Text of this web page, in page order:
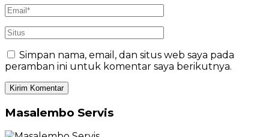
Simpan nama, email, dan situs web saya pada
peramban ini untuk komentar saya berikutnya.
Masalembo Servis